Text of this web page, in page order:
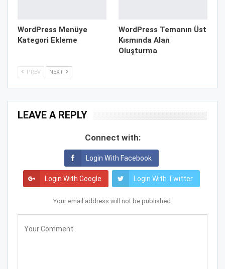
WordPress Menüye
Kategori Ekleme
WordPress Temanın Üst
Kısmında Alan
Oluşturma
PREV NEXT
LEAVE A REPLY
Connect with:
Login With Facebook
Login With Google Login With Twitter
Your email address will not be published.